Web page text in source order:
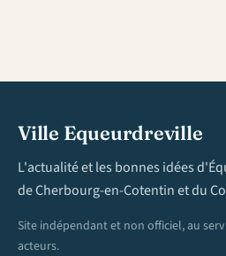
Ville Equeurdreville
L'actualité et les bonnes idées
de Cherbourg-en-Cotentin et du
Site indépendant et non officiel, au
acteurs.